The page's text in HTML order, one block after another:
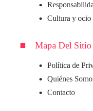
Cultura y ocio
Mapa Del Sitio
Política de
Quiénes
Contacto